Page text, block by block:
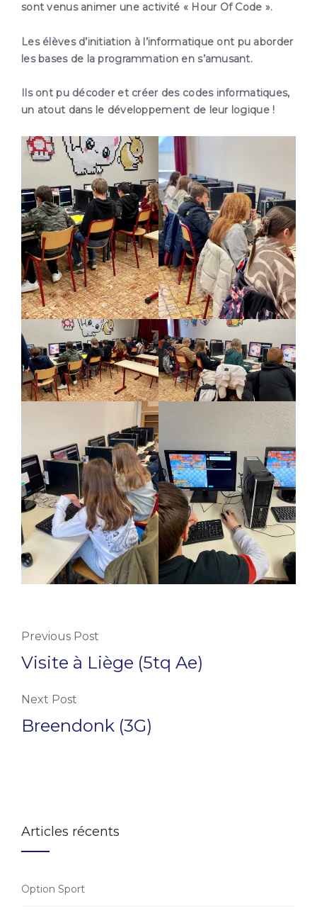
sont venus animer une activité « Hour Of Code ».
Les élèves d’initiation à l’informatique ont pu aborder
les bases de la programmation en s’amusant.
Ils ont pu décoder et créer des codes informatiques,
un atout dans le développement de leur logique !
Previous Post
Visite à Liège (5tq Ae)
Next Post
Breendonk (3G)
Articles récents
Option Sport